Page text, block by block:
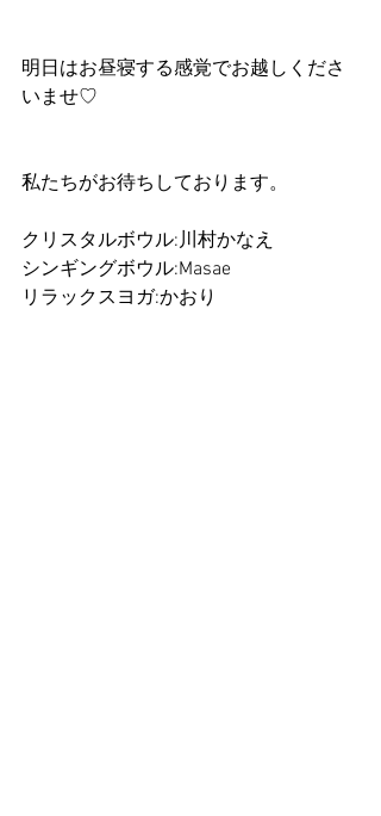
明日はお昼寝する感覚でお越しくださ
いませ♡
私たちがお待ちしております。
クリスタルボウル:川村かなえ
シンギングボウル:Masae
リラックスヨガ:かおり